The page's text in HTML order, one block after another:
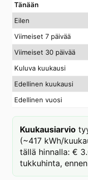
Tänään
Eilen
Viimeiset 7 päivää
Viimeiset 30 päivää
Kuluva kuukausi
Edellinen kuukausi
Edellinen vuosi
Kuukausiarvio
(~417 kWh/
tällä hinnalla: €
tukkuhinta,